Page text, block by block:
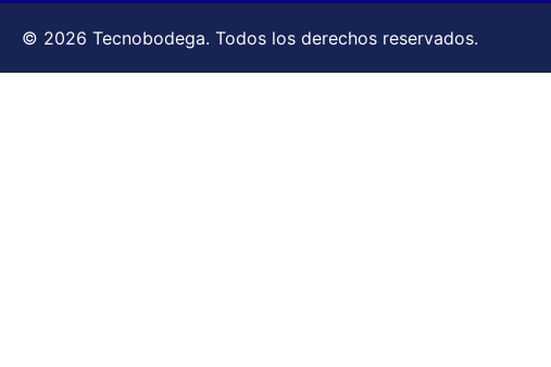
© 2026 Tecnobodega. Todos los derechos reservados.